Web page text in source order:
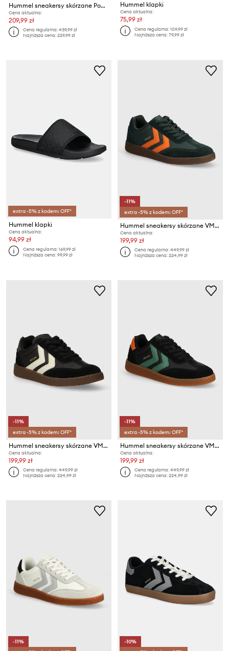
Hummel sneakersy skórzane Power Play Lx-e
Cena aktualna:
209,99 zł
Cena regularna:439,99 zł
Najniższa cena:229,99 zł
Hummel klapki
Cena aktualna:
75,99 zł
Cena regularna:109,99 zł
Najniższa cena:79,99 zł
extra -5% z kodem: OFF*
Hummel klapki
Cena aktualna:
94,99 zł
Cena regularna:169,99 zł
Najniższa cena:99,99 zł
-11%
extra -5% z kodem: OFF*
Hummel sneakersy skórzane VM78 CPH ML
Cena aktualna:
199,99 zł
Cena regularna:449,99 zł
Najniższa cena:224,99 zł
-11%
extra -5% z kodem: OFF*
Hummel sneakersy skórzane VM78 CPH ML
Cena aktualna:
199,99 zł
Cena regularna:449,99 zł
Najniższa cena:224,99 zł
-11%
extra -5% z kodem: OFF*
Hummel sneakersy skórzane VM78 CPH ML
Cena aktualna:
199,99 zł
Cena regularna:449,99 zł
Najniższa cena:224,99 zł
-11%
-10%